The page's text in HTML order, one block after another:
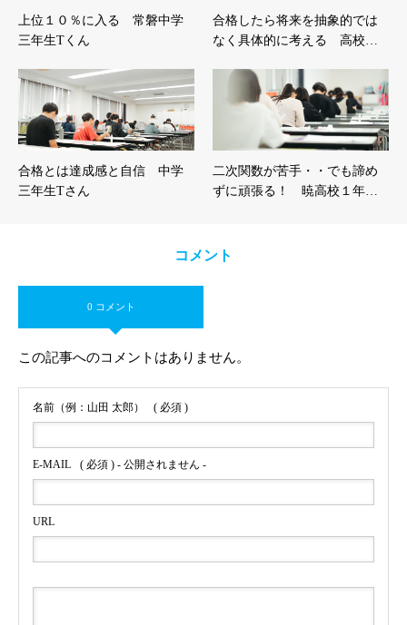
上位１０％に入る 常磐中学
三年生Tくん
合格したら将来を抽象的では
なく具体的に考える 高校…
合格とは達成感と自信 中学
三年生Tさん
二次関数が苦手・・でも諦め
ずに頑張る！ 暁高校１年…
コメント
0 コメント
この記事へのコメントはありません。
名前（例：山田 太郎） ( 必須 )
E-MAIL ( 必須 ) - 公開されません -
URL